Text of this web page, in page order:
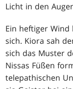
Licht in den
Ein heftiger
sich. Kiora sah
sich das Muster
Nissas Füßen
telepathischen